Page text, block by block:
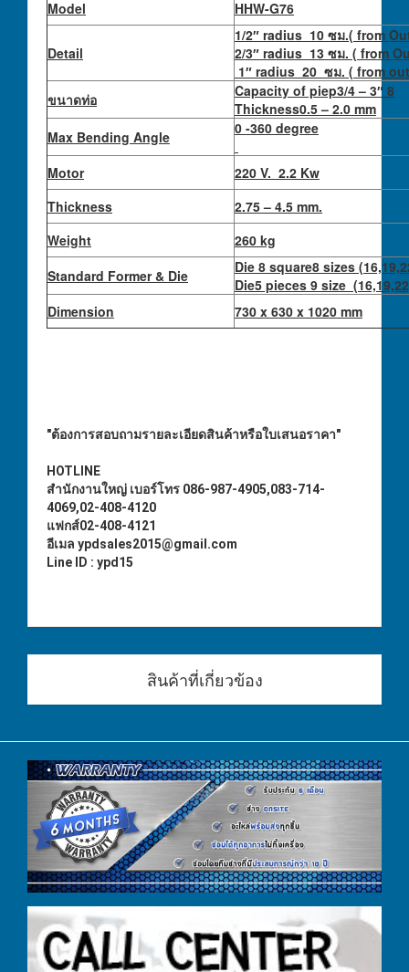
Model HHW-G76
Detail
1/2″ radius 10 ซม.( from
2/3″ radius 13 ซม.
1″ radius 20 ซม. ( from
ขนาดท่อ
Capacity of piep3/4 – 3″ 8
Thickness0.5 – 2.0 mm
Max Bending Angle
0 -360 degree
Motor
220 V. 2.2 Kw
Thickness
2.75 – 4.5 mm.
Weight
260 kg
Standard Former & Die
Die 8 square8 sizes
Die5 pieces 9 size
Dimension
730 x 630 x 1020 mm
"ต้องการสอบถามรายละเอียดสินค้าหรือใบเสนอราคา"
HOTLINE
สำนักงานใหญ่ เบอร์โทร 086-987-4905,083-714-
4069,02-408-4120
แฟกส์02-408-4121
อีเมล ypdsales2015@gmail.com
Line ID : ypd15
สินค้าที่เกี่ยวข้อง